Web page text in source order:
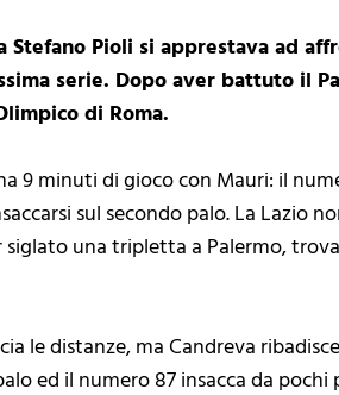
Pioli si apprestava ad
serie. Dopo aver battuto il
di Roma.
9 minuti di gioco con Mauri: il
sul secondo palo. La Lazio
una tripletta a Palermo,
le distanze, ma Candreva
ed il numero 87 insacca da pochi